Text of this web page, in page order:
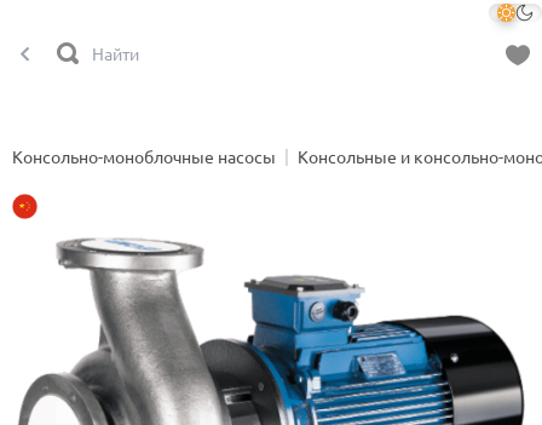
Консольно-моноблочные насосы Консольные и консольно-